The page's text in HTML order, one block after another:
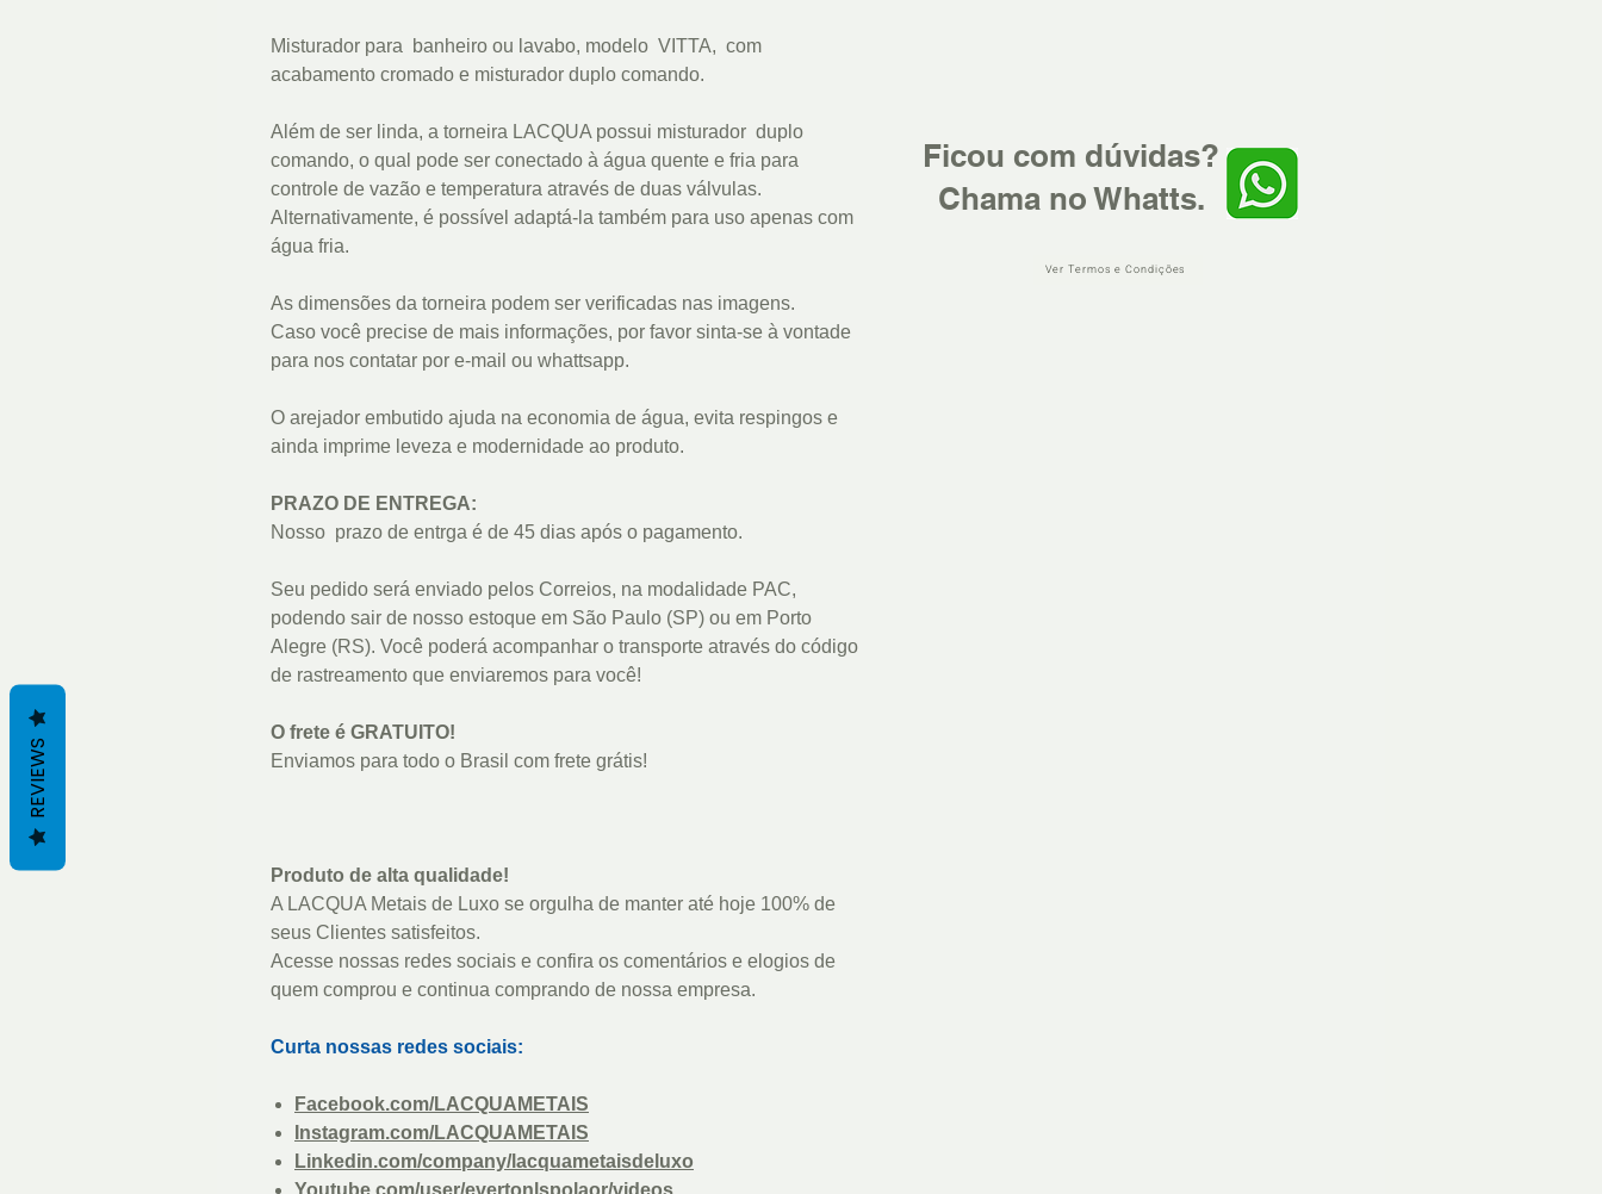
Misturador para banheiro ou lavabo, modelo VITTA, com
acabamento cromado e misturador duplo comando.
Além de ser linda, a torneira LACQUA possui misturador duplo
comando, o qual pode ser conectado à água quente e fria para
controle de vazão e temperatura através de duas válvulas.
Alternativamente, é possível adaptá-la também para uso apenas com
água fria.
As dimensões da torneira podem ser verificadas nas imagens.
Caso você precise de mais informações, por favor sinta-se à vontade
para nos contatar por e-mail ou whattsapp.
O arejador embutido ajuda na economia de água, evita respingos e
ainda imprime leveza e modernidade ao produto.
PRAZO DE ENTREGA:
Nosso prazo de entrga é de 45 dias após o pagamento.
Seu pedido será enviado pelos Correios, na modalidade PAC,
podendo sair de nosso estoque em São Paulo (SP) ou em Porto
Alegre (RS). Você poderá acompanhar o transporte através do código
de rastreamento que enviaremos para você!
O frete é GRATUITO!
Enviamos para todo o Brasil com frete grátis!
Produto de alta qualidade!
A LACQUA Metais de Luxo se orgulha de manter até hoje 100% de
seus Clientes satisfeitos.
Acesse nossas redes sociais e confira os comentários e elogios de
quem comprou e continua comprando de nossa empresa.
Curta nossas redes sociais:
Facebook.com/LACQUAMETAIS
Instagram.com/LACQUAMETAIS
Linkedin.com/company/lacquametaisdeluxo
Ficou com dúvidas?
Chama no Whatts.
Ver Termos e Condições
REVIEWS